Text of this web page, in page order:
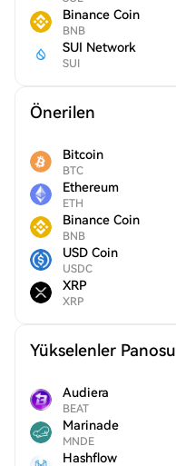
Binance Coin
BNB
SUI Network
SUI
Önerilen
Bitcoin
BTC
Ethereum
ETH
Binance Coin
BNB
USD Coin
USDC
XRP
XRP
Yükselenler Panosu
Audiera
BEAT
Marinade
MNDE
Hashflow